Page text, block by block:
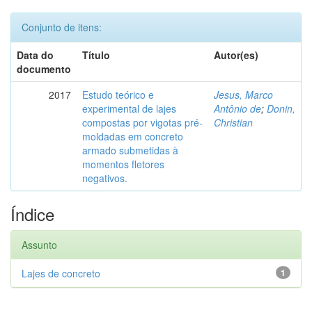
Conjunto de itens:
Data do
documento
Título Autor(es)
2017
Estudo teórico e
experimental de lajes
compostas por vigotas pré-
moldadas em concreto
armado submetidas à
momentos fletores
negativos.
Jesus, Marco
Antônio de; Donin,
Christian
Índice
Assunto
1
Lajes de concreto